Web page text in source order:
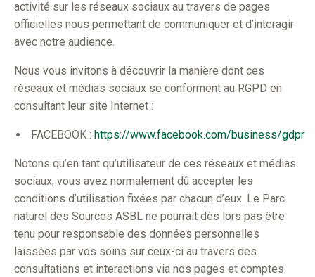
activité sur les réseaux sociaux au travers de pages
officielles nous permettant de communiquer et d’interagir
avec notre audience.
Nous vous invitons à découvrir la manière dont ces
réseaux et médias sociaux se conforment au RGPD en
consultant leur site Internet :
FACEBOOK : https://www.facebook.com/business/gdpr
Notons qu’en tant qu’utilisateur de ces réseaux et médias
sociaux, vous avez normalement dû accepter les
conditions d’utilisation fixées par chacun d’eux. Le Parc
naturel des Sources ASBL ne pourrait dès lors pas être
tenu pour responsable des données personnelles
laissées par vos soins sur ceux-ci au travers des
consultations et interactions via nos pages et comptes